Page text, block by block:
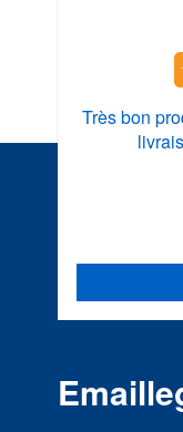
Très bon